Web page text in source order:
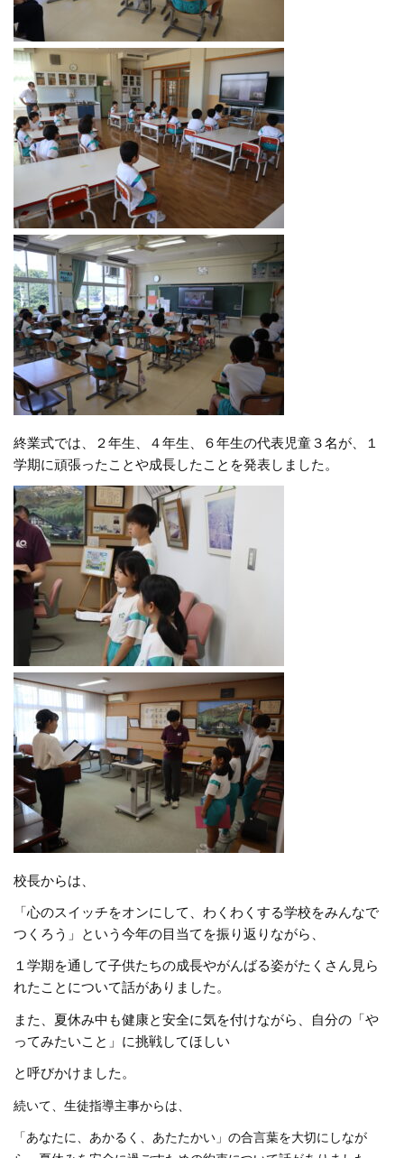
終業式では、２年生、４年生、６年生の代表児童３名が、１
学期に頑張ったことや成長したことを発表しました。
校長からは、
「心のスイッチをオンにして、わくわくする学校をみんなで
つくろう」という今年の目当てを振り返りながら、
１学期を通して子供たちの成長やがんばる姿がたくさん見ら
れたことについて話がありました。
また、夏休み中も健康と安全に気を付けながら、自分の「や
ってみたいこと」に挑戦してほしい
と呼びかけました。
続いて、生徒指導主事からは、
「あなたに、あかるく、あたたかい」の合言葉を大切にしなが